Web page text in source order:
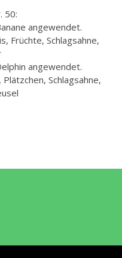
50:
angewendet.
Früchte, Schlagsahne,
angewendet.
Schlagsahne,